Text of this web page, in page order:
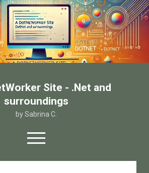
Site - .Net and
surroundings
by Sabrina C.
open
menu
twitterfacebook
email-form